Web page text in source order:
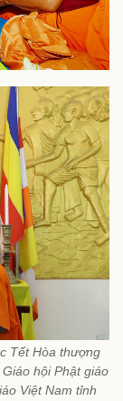
Tết Hòa thượng
hội Phật giáo
Việt Nam tỉnh